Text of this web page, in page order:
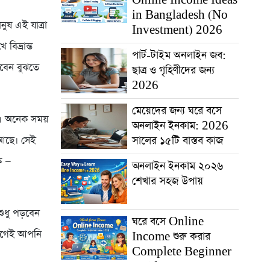
এই যাত্রা
বুঝতে
অনেক সময়
সেই
—
পড়বেন
আপনি
in Bangladesh (No
Investment) 2026
পার্ট-টাইম অনলাইন জব:
ছাত্র ও গৃহিণীদের জন্য
2026
মেয়েদের জন্য ঘরে বসে
অনলাইন ইনকাম: 2026
সালের ১৫টি বাস্তব কাজ
অনলাইন ইনকাম ২০২৬
শেখার সহজ উপায়
ঘরে বসে Online
Income শুরু করার
Complete Beginner